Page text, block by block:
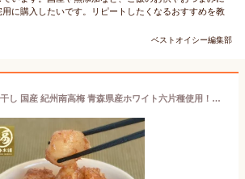
に購入したいです。リピートしたくなるおすすめを教
ベストオイシー編集部
にんにく 梅 梅干し 国産 紀州南高梅 青森県産ホワイト六片種使用！「国産梅にんにく」200g 【あす楽15時(※土日祝を除く)】